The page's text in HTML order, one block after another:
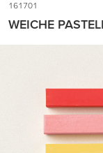
161701
WEICHE